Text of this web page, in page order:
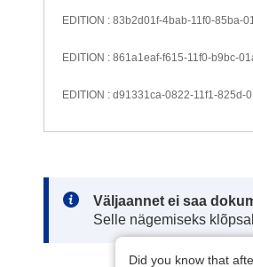
EDITION : 83b2d01f-4bab-11f0-85ba-
EDITION : 861a1eaf-f615-11f0-b9bc-
EDITION : d91331ca-0822-11f1-825d-
Note:
Väljaannet ei saa
Selle nägemiseks
Did you know that